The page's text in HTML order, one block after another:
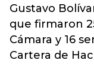
Gustavo
que firmaron
Cámara y 16
Cartera de